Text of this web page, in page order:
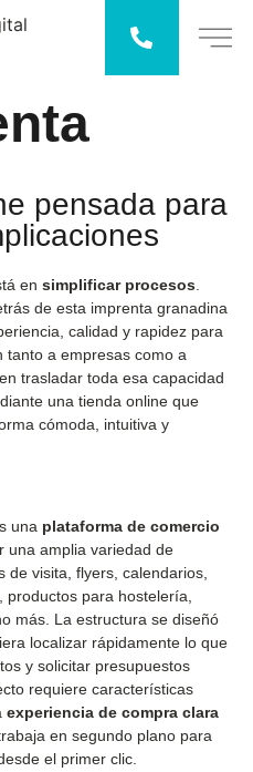
pensada para
en simplificar procesos
de esta imprenta granadina
calidad y rapidez para
tanto a empresas como a
trasladar toda esa capacidad
una tienda online que
cómoda, intuitiva y
una plataforma de comercio
una amplia variedad de
de visita, flyers, calendarios,
para hostelería,
más. La estructura se diseñó
localizar rápidamente lo que
y solicitar presupuestos
requiere características
experiencia de compra clara
en segundo plano para
el primer clic.